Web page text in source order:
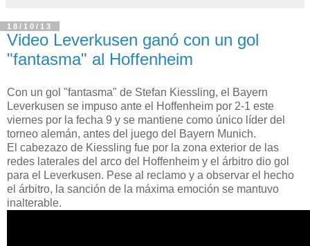
18/10/13
Video Leverkusen ganó con un gol
"fantasma" al Hoffenheim
Con un gol "fantasma" de Stefan Kiessling, el Bayern
Leverkusen se impuso ante el Hoffenheim por 2-1 este
viernes por la fecha 9 y se mantiene como único líder del
torneo alemán, antes del juego del Bayern Munich.
El cabezazo de Kiessling fue por la zona exterior de las
redes laterales del arco del Hoffenheim y el árbitro dio gol
para el Leverkusen. Pese al reclamo y a observar el hecho
el árbitro, la sanción de la máxima emoción se mantuvo
inalterable.